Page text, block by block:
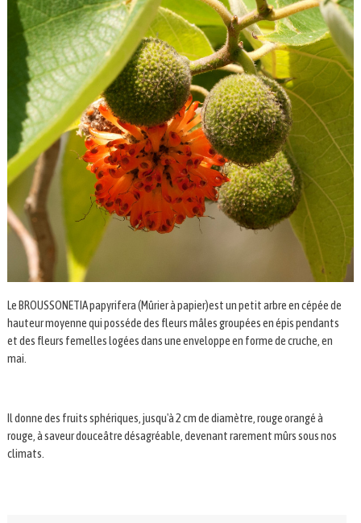
Le BROUSSONETIA papyrifera (Mûrier à papier)est un petit arbre en cépée de
hauteur moyenne qui posséde des fleurs mâles groupées en épis pendants
et des fleurs femelles logées dans une enveloppe en forme de cruche, en
mai.
Il donne des fruits sphériques, jusqu'à 2 cm de diamètre, rouge orangé à
rouge, à saveur douceâtre désagréable, devenant rarement mûrs sous nos
climats.